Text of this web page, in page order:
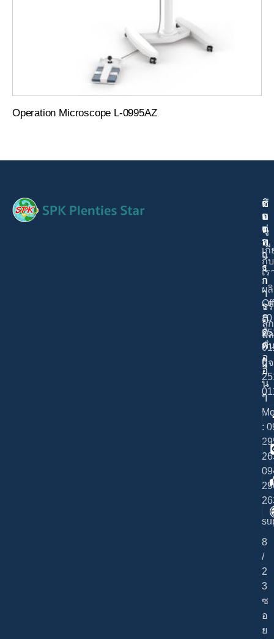
Operation Microscope L-0995AZ
ติ
ด
ต่
อ
เ
ร
า
: 0
0
:
8
/
2
3
ซ
อ
ย
เ
ม
นู
เกี่
กับ
เร
ผ
บ
ลู
แ
พั
กิ
ช่
อ
ง
ท
า
ง
ก
า
ร
ติ
ด
ต่
อ
อื่
น
ๆ